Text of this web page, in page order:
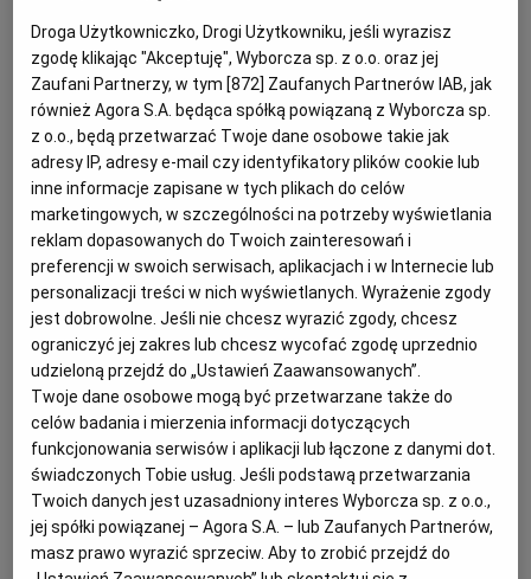
DOMOWE PRZETWORY
SOST, DIPY I INNE DODATKI
KUCHNIA MEKSYKAŃSKA
KUCHNIA INDYJSKA
KUCHNIA HISZPAŃSKA
KUCHNIA NIEMIECKA
GLIWICE
GORZÓW WIELKOPOLSKI
KALISZ
KATOWICE
KIELCE
KOSZALIN
KRAKÓW
LUBLIN
WYBORCZA TV I VOD
TYLKO ZDROWIE
KSIĄŻKI. MAGAZYN DO CZYTANIA
NASZA EUROPA
SŁÓWKA. MAGAZYN O JĘZYKU
BIQDATA
JUTRONAUCI
ARCHIWUM
INNE SERWISY
GAZETA.PL
TOK FM
SPORT.PL
PUBLIO.PL
Sałatka kijowska jest podawana w Ukrainie przez
cały rok, jednak najczęściej pojawia się na stole w
czasie świąt i rodzinnych uroczystości. Jej podstawą
są jajka i ryba (najczęściej tuńczyk w sosie własnym,
Droga Użytkowniczko, Drogi Użytkowniku, jeśli wyrazisz
zgodę klikając "Akceptuję", Wyborcza sp. z o.o. oraz jej
Zaufani Partnerzy, w tym [872] Zaufanych Partnerów IAB, jak
również Agora S.A. będąca spółką powiązaną z Wyborcza sp.
z o.o., będą przetwarzać Twoje dane osobowe takie jak
adresy IP, adresy e-mail czy identyfikatory plików cookie lub
inne informacje zapisane w tych plikach do celów
marketingowych, w szczególności na potrzeby wyświetlania
reklam dopasowanych do Twoich zainteresowań i
preferencji w swoich serwisach, aplikacjach i w Internecie lub
personalizacji treści w nich wyświetlanych. Wyrażenie zgody
jest dobrowolne. Jeśli nie chcesz wyrazić zgody, chcesz
ograniczyć jej zakres lub chcesz wycofać zgodę uprzednio
udzieloną przejdź do „Ustawień Zaawansowanych”.
Twoje dane osobowe mogą być przetwarzane także do
celów badania i mierzenia informacji dotyczących
funkcjonowania serwisów i aplikacji lub łączone z danymi dot.
świadczonych Tobie usług. Jeśli podstawą przetwarzania
Twoich danych jest uzasadniony interes Wyborcza sp. z o.o.,
jej spółki powiązanej – Agora S.A. – lub Zaufanych Partnerów,
masz prawo wyrazić sprzeciw. Aby to zrobić przejdź do